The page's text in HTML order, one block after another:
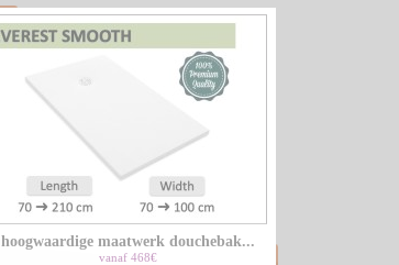
hoogwaardige maatwerk douchebak...
vanaf 468€